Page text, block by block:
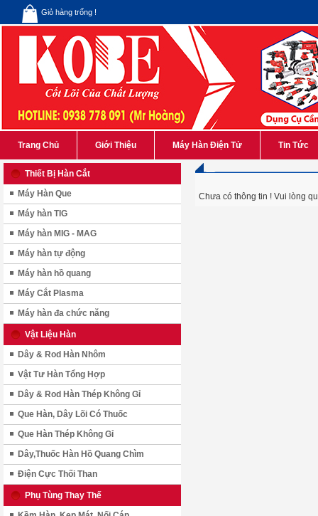
Giỏ hàng trống !
Trang Chủ Giới Thiệu Máy Hàn Điện Tử Tin Tức
Thiết Bị Hàn Cắt
Máy Hàn Que
Máy hàn TIG
Máy hàn MIG - MAG
Máy hàn tự động
Máy hàn hồ quang
Máy Cắt Plasma
Máy hàn đa chức năng
Vật Liệu Hàn
Dây & Rod Hàn Nhôm
Vật Tư Hàn Tổng Hợp
Dây & Rod Hàn Thép Không Gỉ
Que Hàn, Dây Lõi Có Thuốc
Que Hàn Thép Không Gỉ
Dây,Thuốc Hàn Hồ Quang Chìm
Điện Cực Thối Than
Phụ Tùng Thay Thế
Chưa có thông tin ! Vui lòng